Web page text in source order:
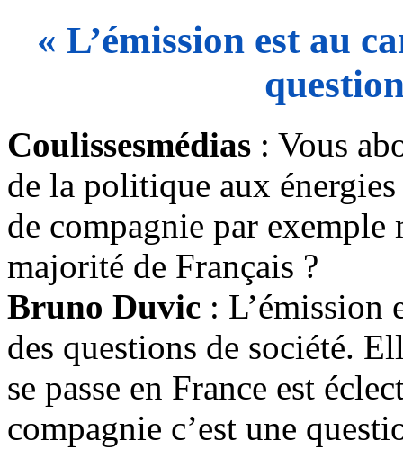
« L’émission est au
Coulissesmédias : Vous
de la politique aux
de compagnie par
majorité de Français ?
Bruno Duvic : L’émission
des questions de société.
se passe en France est
compagnie c’est une